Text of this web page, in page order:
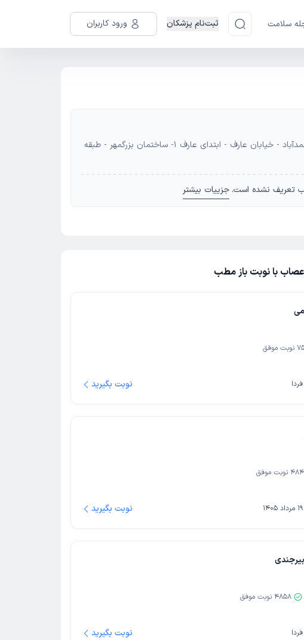
سلامت ثبت‌نام پزشکان ورود کاربران
آدرس: مشهد - مشهد - خیابان احمدآباد - خیابان عارف - ابتدای عارف 1- ساختمان بزرگمهر - طبقه
تعریف نشده است. جزییات بیشتر
با نوبت باز مطب
نوبت موفق
فردا نوبت بگیرید
484 نوبت موفق
19 مرداد 1405 نوبت بگیرید
4858 نوبت موفق
فردا نوبت بگیرید